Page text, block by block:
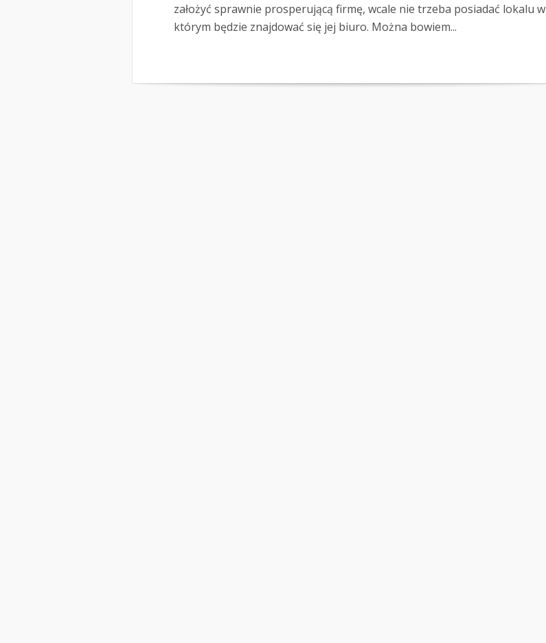
założyć sprawnie prosperującą firmę, wcale nie trzeba posiadać lokalu w
którym będzie znajdować się jej biuro. Można bowiem...